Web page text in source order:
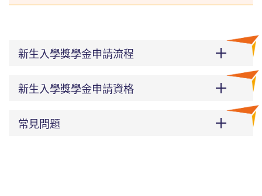
新生入學獎學金申請流程
新生入學獎學金申請資格
常見問題